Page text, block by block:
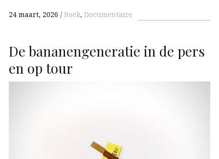
24 maart, 2026 Boek, Documentaire
De bananengeneratie in de pers
en op tour